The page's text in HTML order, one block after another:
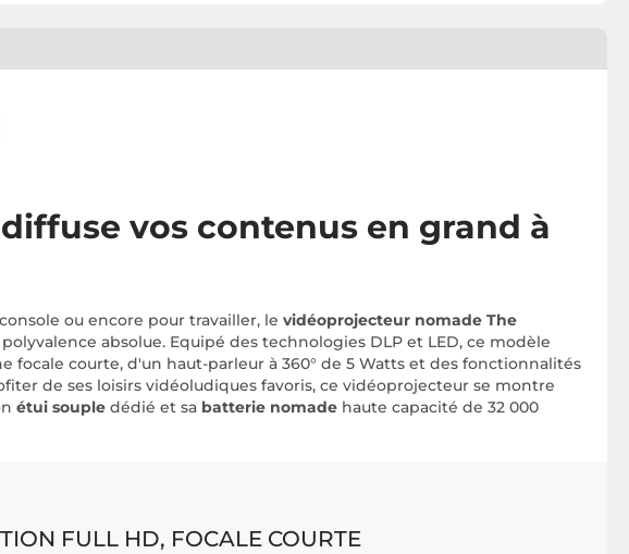
vos contenus en grand à
ou encore pour travailler, le vidéoprojecteur nomade The
absolue. Equipé des technologies DLP et LED, ce modèle
courte, d'un haut-parleur à 360° de 5 Watts et des fonctionnalités
de ses loisirs vidéoludiques favoris, ce vidéoprojecteur se montre
étui souple dédié et sa batterie nomade haute capacité de 32 000
FULL HD, FOCALE COURTE